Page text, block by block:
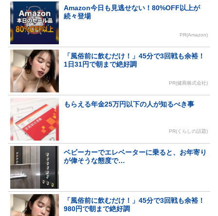
Amazon今日も見逃せない！80%OFF以上が
続々登場
PR(Amazon)
「風俗前に飲むだけ！」45分で3回戦も余裕！
1日31円で朝まで絶好調
PR(健商株式会社)
もらえる年金25万円以下の人が知るべき事
PR(くらしの話題)
ベビーカーでエレベーターに乗ると、お年寄り
が偉そうな態度で…
「風俗前に飲むだけ！」45分で3回戦も余裕！
980円で朝まで絶好調